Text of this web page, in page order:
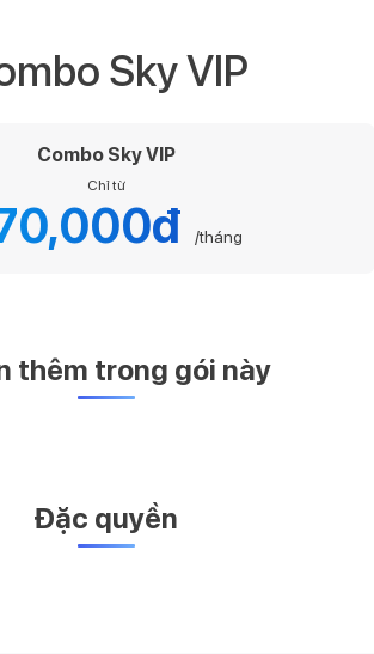
Sky VIP
Combo Sky VIP
Chỉ từ
/tháng
thêm trong gói này
Đặc quyền